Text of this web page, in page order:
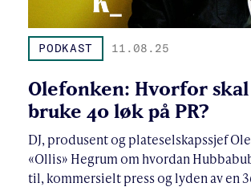
PODKAST 11.08.25
Olefonken: Hvorfor skal
bruke 40 løk på PR?
DJ, produsent og plateselskapssjef
«Ollis» Hegrum om hvordan
til, kommersielt press og lyden av en